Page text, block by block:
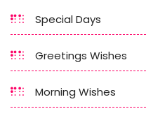
Special Days
Greetings Wishes
Morning Wishes